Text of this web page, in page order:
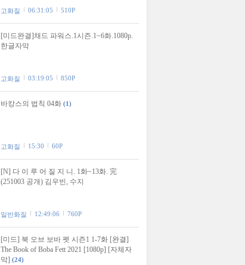
고화질 06:31:05 510P
[미드완결]채드 파워스.1시즌.1~6화.1080p.
한글자막
고화질 03:19:05 850P
바캉스의 법칙 04화 (1)
고화질 15:30 60P
[N] 다 이 루 어 질 지 니. 1화~13화. 完
(251003 공개) 김우빈, 수지
일반화질 12:49:06 760P
[미드] 북 오브 보바 펫 시즌1 1-7화 [완결]
The Book of Boba Fett 2021 [1080p] [자체자
막] (24)